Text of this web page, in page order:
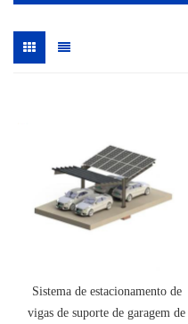
Sistema de estacionamento de
vigas de suporte de garagem de